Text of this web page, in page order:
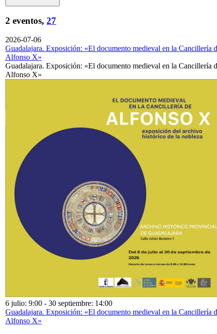
2 eventos, 27
2026-07-06
Guadalajara. Exposición: «El documento medieval en la Cancillería
Alfonso X»
Guadalajara. Exposición: «El documento medieval en la Cancillería
Alfonso X»
6 julio: 9:00 - 30 septiembre: 14:00
Guadalajara. Exposición: «El documento medieval en la Cancillería
Alfonso X»